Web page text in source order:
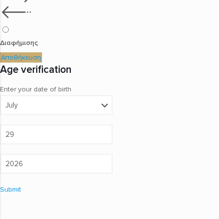
Διαφήμισης
Αποθήκευση
Age verification
Enter your date of birth
Submit